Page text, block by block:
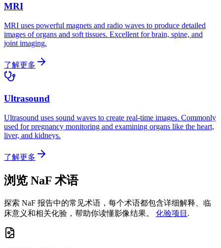
MRI
MRI uses powerful magnets and radio waves to produce detailed
images of organs and soft tissues. Excellent for brain, spine, and
joint imaging.
了解更多
Ultrasound
Ultrasound uses sound waves to create real-time images. Commonly
used for pregnancy monitoring and examining organs like the heart,
liver, and kidneys.
了解更多
浏览 NaF 术语
探索 NaF 报告中的常见术语，每个术语都包含详细解释、临
床意义和相关化验，帮助你读懂影像结果。
化验项目 .